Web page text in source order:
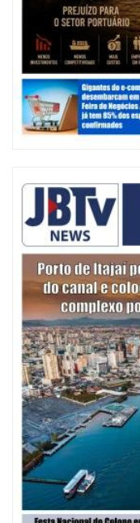
Defesa Civil de Itajaí
temperatura
ITAJAÍ